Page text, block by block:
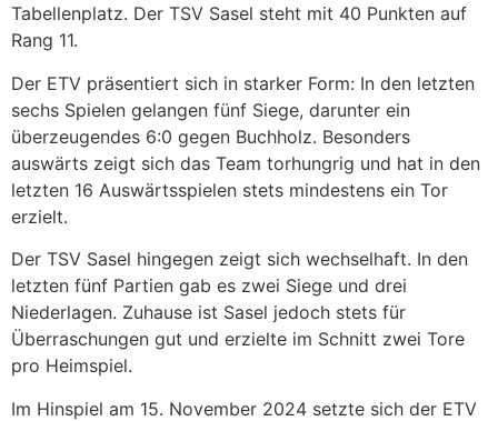
Tabellenplatz. Der TSV Sasel steht mit 40 Punkten auf
Rang 11.
Der ETV präsentiert sich in starker Form: In den letzten
sechs Spielen gelangen fünf Siege, darunter ein
überzeugendes 6:0 gegen Buchholz. Besonders
auswärts zeigt sich das Team torhungrig und hat in den
letzten 16 Auswärtsspielen stets mindestens ein Tor
erzielt.
Der TSV Sasel hingegen zeigt sich wechselhaft. In den
letzten fünf Partien gab es zwei Siege und drei
Niederlagen. Zuhause ist Sasel jedoch stets für
Überraschungen gut und erzielte im Schnitt zwei Tore
pro Heimspiel.
Im Hinspiel am 15. November 2024 setzte sich der ETV